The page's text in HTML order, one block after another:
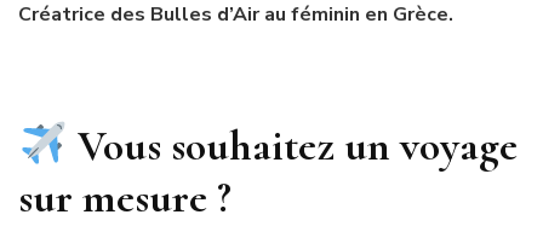
Créatrice des Bulles d’Air au féminin en Grèce.
Vous souhaitez un voyage
sur mesure ?